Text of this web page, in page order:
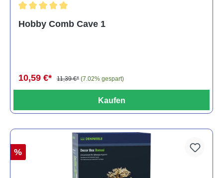
Hobby Comb Cave 1
10,59 €* 11,39 €* (7.02% gespart)
Kaufen
%